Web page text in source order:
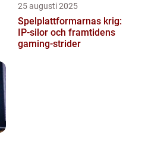
25 augusti 2025
Spelplattformarnas krig:
IP‑silor och framtidens
gaming‑strider